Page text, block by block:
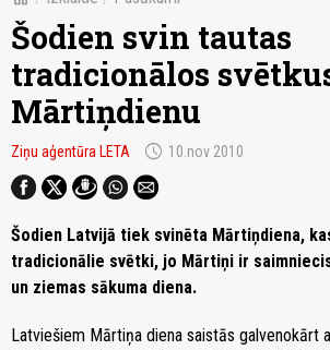
Šodien svin tautas
tradicionālos
Mārtiņdienu
Ziņu aģentūra LETA schedule 10.nov 2010
Šodien Latvijā tiek svinēta Mārtiņdiena,
tradicionālie svētki, jo Mārtiņi ir
un ziemas sākuma diena.
Latviešiem Mārtiņa diena saistās galvenokārt